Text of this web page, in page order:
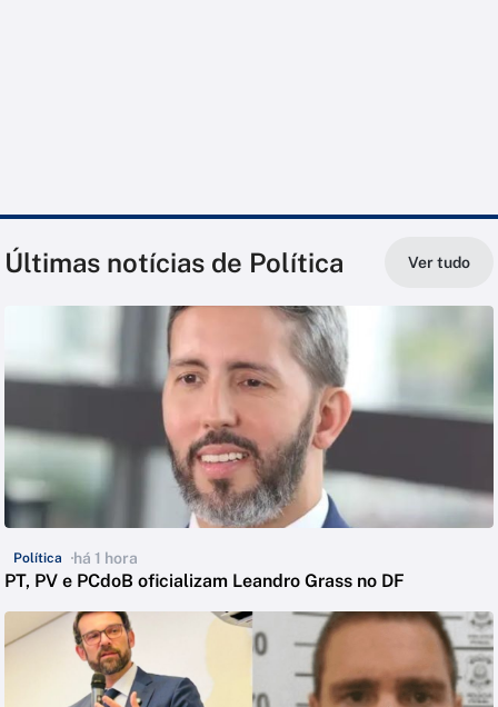
Últimas notícias de Política Ver tudo
Política há 1 hora
PT, PV e PCdoB oficializam Leandro Grass no DF